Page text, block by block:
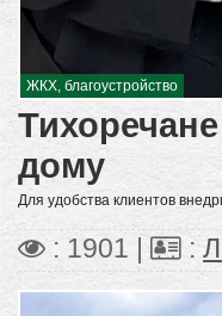
ЖКХ, благоустройство
дому
Для удобства клиентов
: 1901 | :